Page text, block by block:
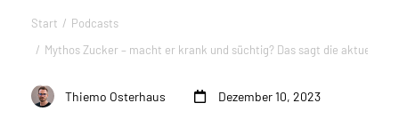
Sie befinden sich hier:
Start
Podcasts
Mythos Zucker – macht er krank und süchtig? Das sagt die aktuelle
Thiemo Osterhaus Dezember 10, 2023